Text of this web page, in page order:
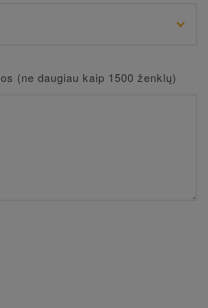
(ne daugiau kaip 1500 ženklų)